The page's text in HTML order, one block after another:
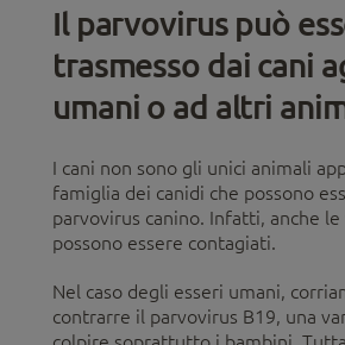
Il parvovirus può
trasmesso dai cani
umani o ad altri
I cani non sono gli unici animali
famiglia dei canidi che possono
parvovirus canino. Infatti, anche
possono essere contagiati.
Nel caso degli esseri umani,
contrarre il parvovirus B19, una